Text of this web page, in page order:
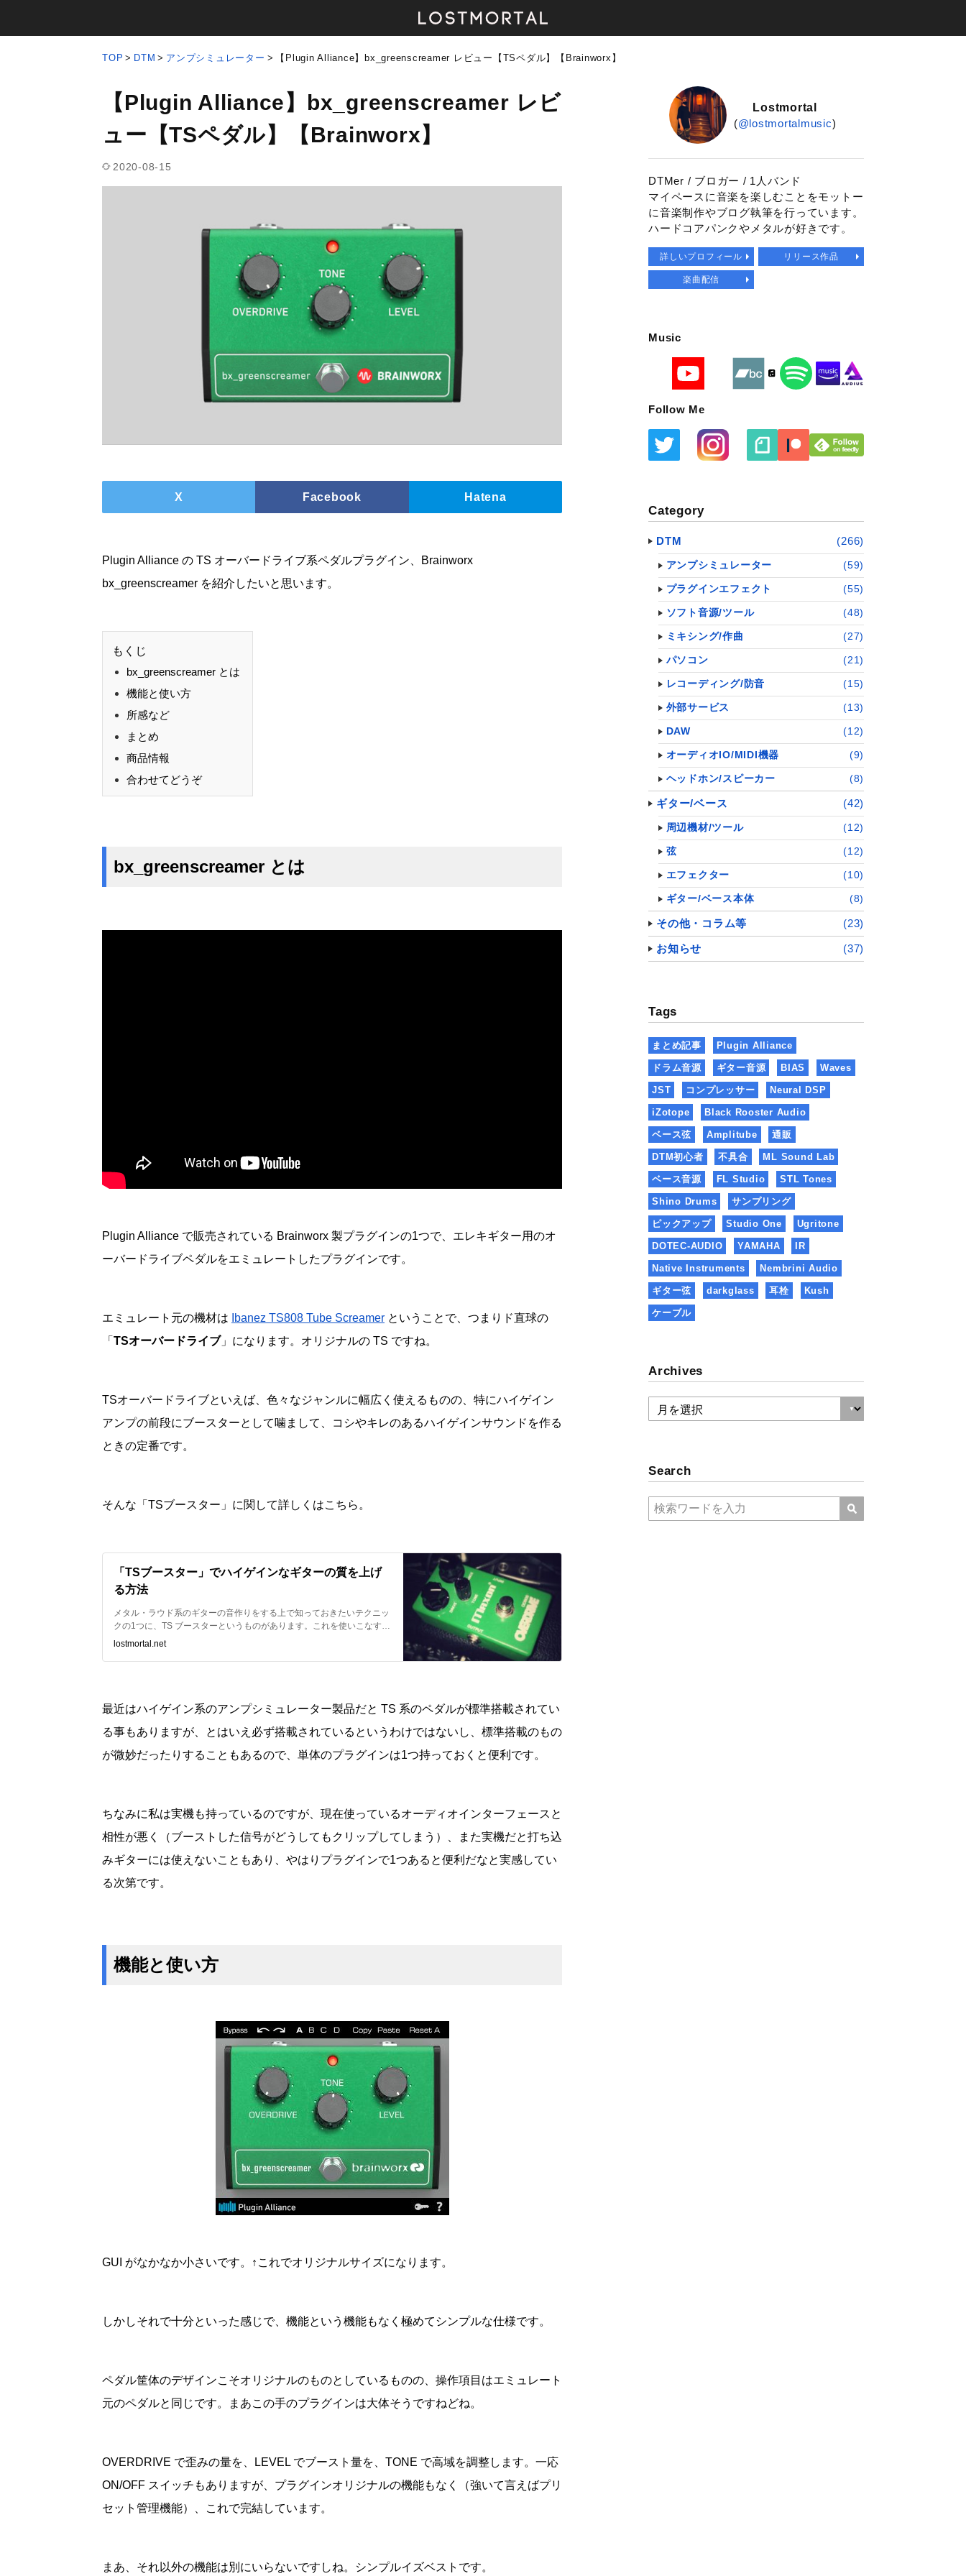
TOP DTM アンプシミュレーター 【Plugin Alliance】bx_greenscreamer レビュー【TSペダル】【Brainworx】
【Plugin Alliance】bx_greenscreamer レビ
ュー【TSペダル】【Brainworx】
2020-08-15
X Facebook Hatena
Plugin Alliance の TS オーバードライブ系ペダルプラグイン、Brainworx
bx_greenscreamer を紹介したいと思います。
もくじ
bx_greenscreamer とは
機能と使い方
所感など
まとめ
商品情報
合わせてどうぞ
bx_greenscreamer とは
Plugin Alliance で販売されている Brainworx 製プラグインの1つで、エレキギター用のオ
ーバードライブペダルをエミュレートしたプラグインです。
エミュレート元の機材は Ibanez TS808 Tube Screamer ということで、つまりド直球の
「 TSオーバードライブ」になります。オリジナルの TS ですね。
TSオーバードライブといえば、色々なジャンルに幅広く使えるものの、特にハイゲイン
アンプの前段にブースターとして噛まして、コシやキレのあるハイゲインサウンドを作る
ときの定番です。
そんな「TSブースター」に関して詳しくはこちら。
「TSブースター」でハイゲインなギターの質を上げ
る方法
メタル・ラウド系のギターの音作りをする上で知っておきたいテクニッ
クの1つに、TS ブースターというものがあります。これを使いこなすこ
とでハイゲインサウンドのクオリティをグンと上げることが出来ます。
lostmortal.net
最近はハイゲイン系のアンプシミュレーター製品だと TS 系のペダルが標準搭載されてい
る事もありますが、とはいえ必ず搭載されているというわけではないし、標準搭載のもの
が微妙だったりすることもあるので、単体のプラグインは1つ持っておくと便利です。
ちなみに私は実機も持っているのですが、現在使っているオーディオインターフェースと
相性が悪く（ブーストした信号がどうしてもクリップしてしまう）、また実機だと打ち込
みギターには使えないこともあり、やはりプラグインで1つあると便利だなと実感してい
る次第です。
機能と使い方
GUI がなかなか小さいです。↑これでオリジナルサイズになります。
しかしそれで十分といった感じで、機能という機能もなく極めてシンプルな仕様です。
ペダル筐体のデザインこそオリジナルのものとしているものの、操作項目はエミュレート
元のペダルと同じです。まあこの手のプラグインは大体そうですねどね。
OVERDRIVE で歪みの量を、LEVEL でブースト量を、TONE で高域を調整します。一応
ON/OFF スイッチもありますが、プラグインオリジナルの機能もなく（強いて言えばプリ
セット管理機能）、これで完結しています。
まあ、それ以外の機能は別にいらないですしね。シンプルイズベストです。
Lostmortal
(@lostmortalmusic)
DTMer / ブロガー / 1人バンド
マイペースに音楽を楽しむことをモットー
に音楽制作やブログ執筆を行っています。
ハードコアパンクやメタルが好きです。
詳しいプロフィール リリース作品
楽曲配信
Music
Follow Me
Category
DTM (266)
アンプシミュレーター (59)
プラグインエフェクト (55)
ソフト音源/ツール (48)
ミキシング/作曲 (27)
パソコン (21)
レコーディング/防音 (15)
外部サービス (13)
DAW (12)
オーディオIO/MIDI機器 (9)
ヘッドホン/スピーカー (8)
ギター/ベース (42)
周辺機材/ツール (12)
弦 (12)
エフェクター (10)
ギター/ベース本体 (8)
その他・コラム等 (23)
お知らせ (37)
Tags
まとめ記事 Plugin Alliance
ドラム音源 ギター音源 BIAS Waves
JST コンプレッサー Neural DSP
iZotope Black Rooster Audio
ベース弦 Amplitube 通販
DTM初心者 不具合 ML Sound Lab
ベース音源 FL Studio STL Tones
Shino Drums サンプリング
ピックアップ Studio One Ugritone
DOTEC-AUDIO YAMAHA IR
Native Instruments Nembrini Audio
ギター弦 darkglass 耳栓 Kush
ケーブル
Archives
Search